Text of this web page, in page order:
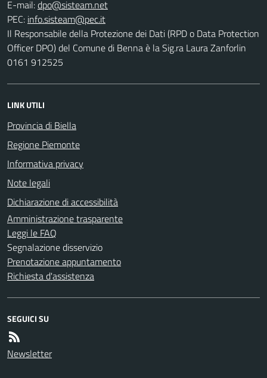
E-mail:
PEC:
Il Responsabile della Protezione dei Dati (RPD o Data Protection
Officer DPO) del Comune di Benna è la Sig.ra Laura Zanforlin
0161 912525
LINK UTILI
Provincia di Biella
Regione Piemonte
Informativa privacy
Note legali
Dichiarazione di accessibilità
Amministrazione trasparente
Leggi le FAQ
Segnalazione disservizio
Prenotazione appuntamento
Richiesta d'assistenza
SEGUICI SU
Newsletter